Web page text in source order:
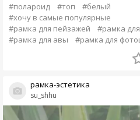
#полароид #топ
#белый
#хочу в самые популярные
#рамка для пейзажей
#рамка
#рамка для авы
#рамка для
su_shhu
рамка-эстетика